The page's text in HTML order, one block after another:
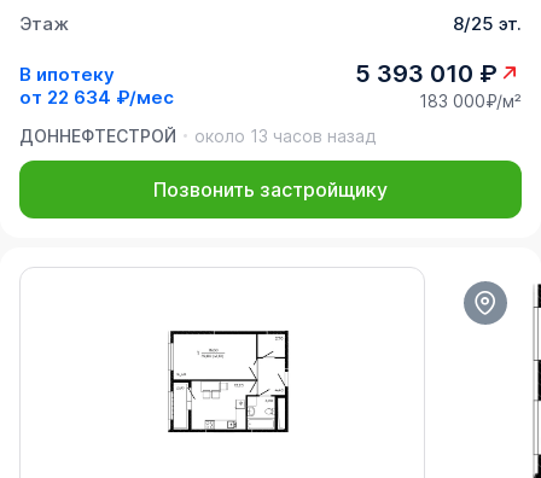
Этаж
8/25 эт.
В ипотеку
от 22 634 ₽/мес
5 393 010 ₽
183 000₽/м²
ДОННЕФТЕСТРОЙ
около 13 часов назад
Позвонить застройщику